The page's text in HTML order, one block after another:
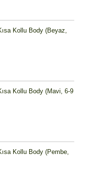
Kollu Body (Beyaz,
Kollu Body (Mavi, 6-9
Kollu Body (Pembe,